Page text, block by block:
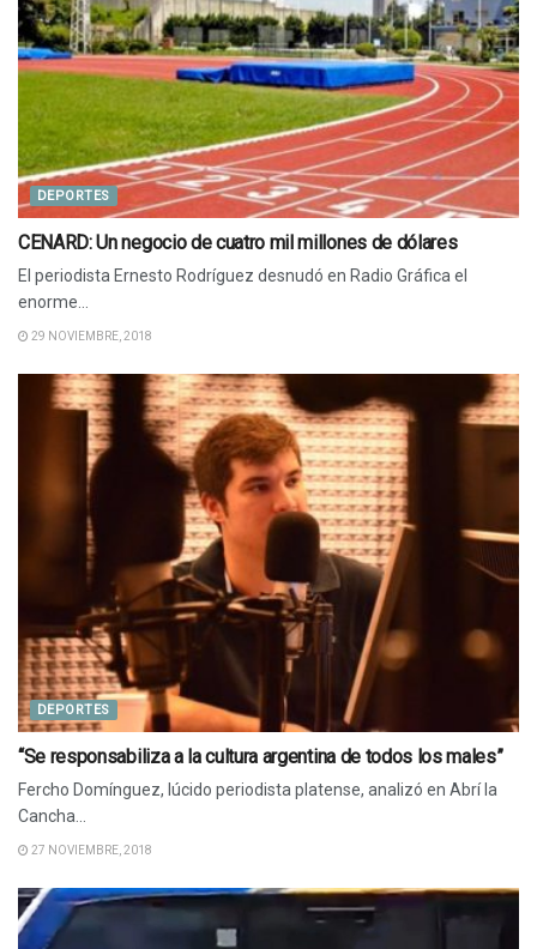
DEPORTES
CENARD: Un negocio de cuatro mil millones de dólares
El periodista Ernesto Rodríguez desnudó en Radio Gráfica el
enorme...
29 NOVIEMBRE, 2018
DEPORTES
“Se responsabiliza a la cultura argentina de todos los males”
Fercho Domínguez, lúcido periodista platense, analizó en Abrí la
Cancha...
27 NOVIEMBRE, 2018